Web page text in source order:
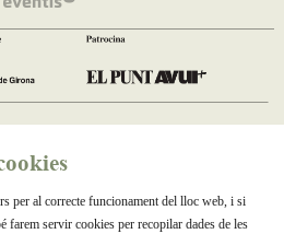
per al correcte funcionament del lloc web, i si
farem servir cookies per recopilar dades de les